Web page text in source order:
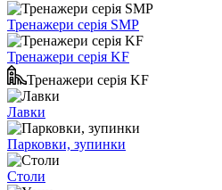
Тренажери серія SMP
Тренажери серія KF
Тренажери серія KF
Лавки
Парковки, зупинки
Столи